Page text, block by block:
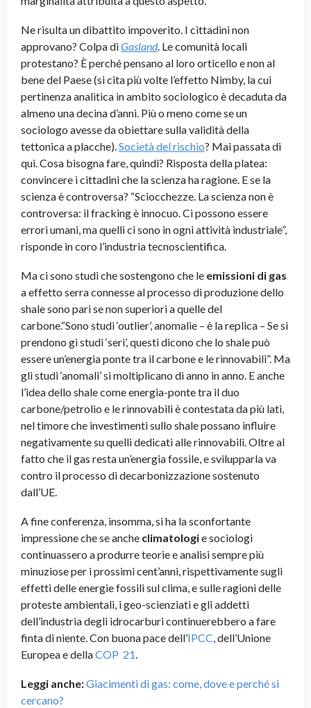
Ne risulta un dibattito impoverito. I cittadini non
approvano? Colpa diGasland. Le comunità locali
protestano? È perché pensano al loro orticello e non al
bene del Paese (si cita più volte l’effetto Nimby, la cui
pertinenza analitica in ambito sociologico è decaduta da
almeno una decina d’anni. Più o meno come se un
sociologo avesse da obiettare sulla validità della
tettonica a placche).Società del rischio? Mai passata di
qui. Cosa bisogna fare, quindi? Risposta della platea:
convincere i cittadini che la scienza ha ragione. E se la
scienza è controversa? “Sciocchezze. La scienza non è
controversa: il fracking è innocuo. Ci possono essere
errori umani, ma quelli ci sono in ogni attività industriale”,
risponde in coro l’industria tecnoscientifica.
Ma ci sono studi che sostengono che le emissioni di gas
a effetto serra connesse al processo di produzione dello
shale sono pari se non superiori a quelle del
carbone.“Sono studi ‘outlier’, anomalie – è la replica – Se si
prendono gi studi ‘seri’, questi dicono che lo shale può
essere un’energia ponte tra il carbone e le rinnovabili”. Ma
gli studi ‘anomali’ si moltiplicano di anno in anno. E anche
l’idea dello shale come energia-ponte tra il duo
carbone/petrolio e le rinnovabili è contestata da più lati,
nel timore che investimenti sullo shale possano influire
negativamente su quelli dedicati alle rinnovabili. Oltre al
fatto che il gas resta un’energia fossile, e svilupparla va
contro il processo di decarbonizzazione sostenuto
dall’UE.
A fine conferenza, insomma, si ha la sconfortante
impressione che se anche climatologie sociologi
continuassero a produrre teorie e analisi sempre più
minuziose per i prossimi cent’anni, rispettivamente sugli
effetti delle energie fossili sul clima, e sulle ragioni delle
proteste ambientali, i geo-scienziati e gli addetti
dell’industria degli idrocarburi continuerebbero a fare
finta di niente. Con buona pace dell’IPCC, dell’Unione
Europea e dellaCOP 21.
Leggi anche:Giacimenti di gas: come, dove e perché si
cercano?